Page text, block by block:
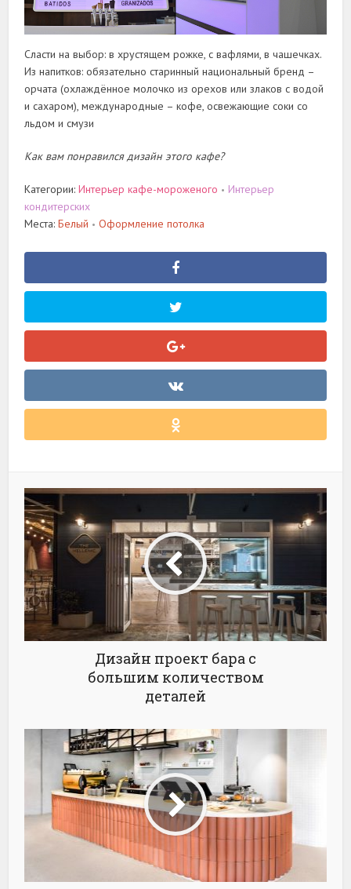
Сласти на выбор: в хрустящем рожке, с вафлями, в чашечках.
Из напитков: обязательно старинный национальный бренд –
орчата (охлаждённое молочко из орехов или злаков с водой
и сахаром), международные – кофе, освежающие соки со
льдом и смузи
Как вам понравился дизайн этого кафе?
Категории:Интерьер кафе-мороженого • Интерьер
кондитерских
Места:Белый • Оформление потолка
Дизайн проект бара с
большим количеством
деталей